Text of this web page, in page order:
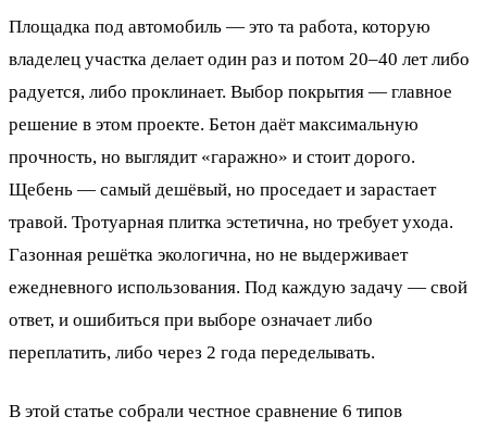
Площадка под автомобиль — это та работа, которую
владелец участка делает один раз и потом 20–40 лет либо
радуется, либо проклинает. Выбор покрытия — главное
решение в этом проекте. Бетон даёт максимальную
прочность, но выглядит «гаражно» и стоит дорого.
Щебень — самый дешёвый, но проседает и зарастает
травой. Тротуарная плитка эстетична, но требует ухода.
Газонная решётка экологична, но не выдерживает
ежедневного использования. Под каждую задачу — свой
ответ, и ошибиться при выборе означает либо
переплатить, либо через 2 года переделывать.
В этой статье собрали честное сравнение 6 типов